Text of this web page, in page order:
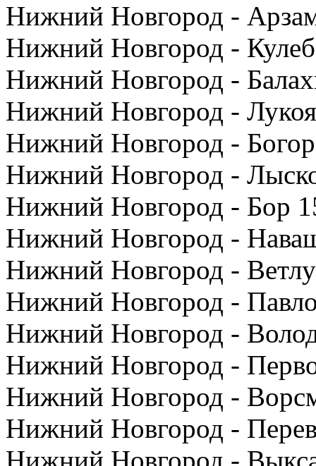
Нижний Новгород -
Нижний Новгород -
Нижний Новгород -
Нижний Новгород -
Нижний Новгород -
Нижний Новгород -
Нижний Новгород - Бор
Нижний Новгород -
Нижний Новгород -
Нижний Новгород -
Нижний Новгород -
Нижний Новгород -
Нижний Новгород -
Нижний Новгород -